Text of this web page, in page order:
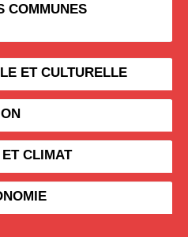
COMMUNES
ET CULTURELLE
CLIMAT